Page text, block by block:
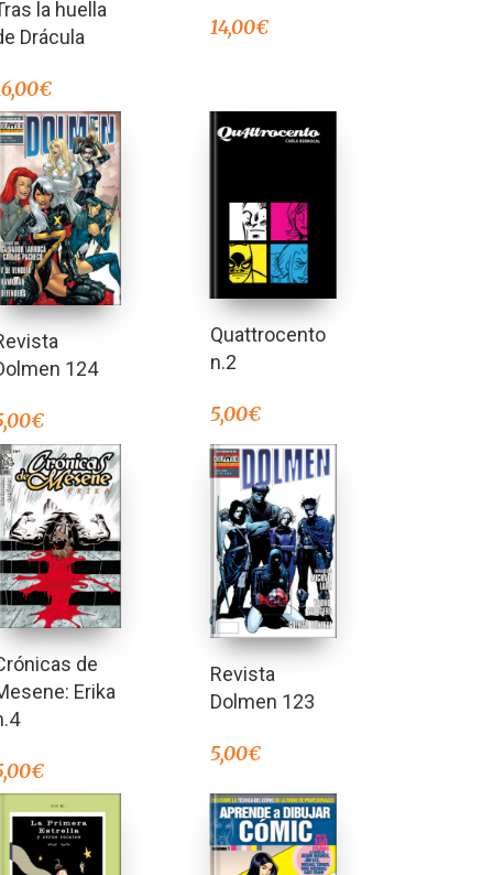
la huella
Drácula
€
14,00€
124
€
Quattrocento
n.2
5,00€
de
Erika
€
Revista
Dolmen 123
5,00€